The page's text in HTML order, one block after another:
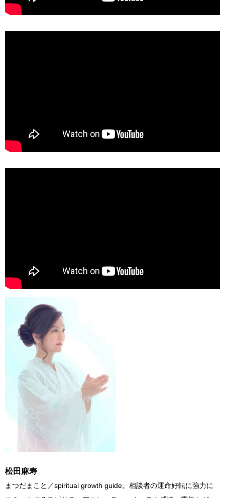
松田麻寿
まつだまこと／spiritual growth guide。相談者の運命好転に強力に